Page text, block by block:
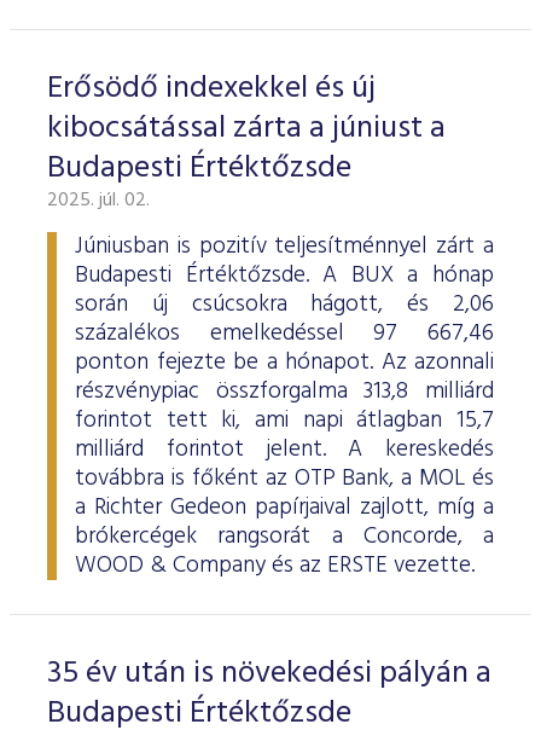
Erősödő indexekkel és új
kibocsátással zárta a júniust a
Budapesti Értéktőzsde
2025. júl. 02.
Júniusban is pozitív teljesítménnyel zárt a
Budapesti Értéktőzsde. A BUX a hónap
során új csúcsokra hágott, és 2,06
százalékos emelkedéssel 97 667,46
ponton fejezte be a hónapot. Az azonnali
részvénypiac összforgalma 313,8 milliárd
forintot tett ki, ami napi átlagban 15,7
milliárd forintot jelent. A kereskedés
továbbra is főként az OTP Bank, a MOL és
a Richter Gedeon papírjaival zajlott, míg a
brókercégek rangsorát a Concorde, a
WOOD & Company és az ERSTE vezette.
35 év után is növekedési pályán a
Budapesti Értéktőzsde